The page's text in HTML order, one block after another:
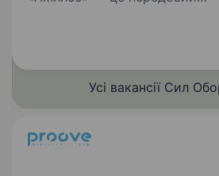
безпілотних систем.
безпілотних та
Усі вакансії Сил